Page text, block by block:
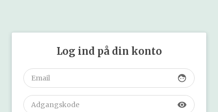
Log ind på din konto
face
visibility